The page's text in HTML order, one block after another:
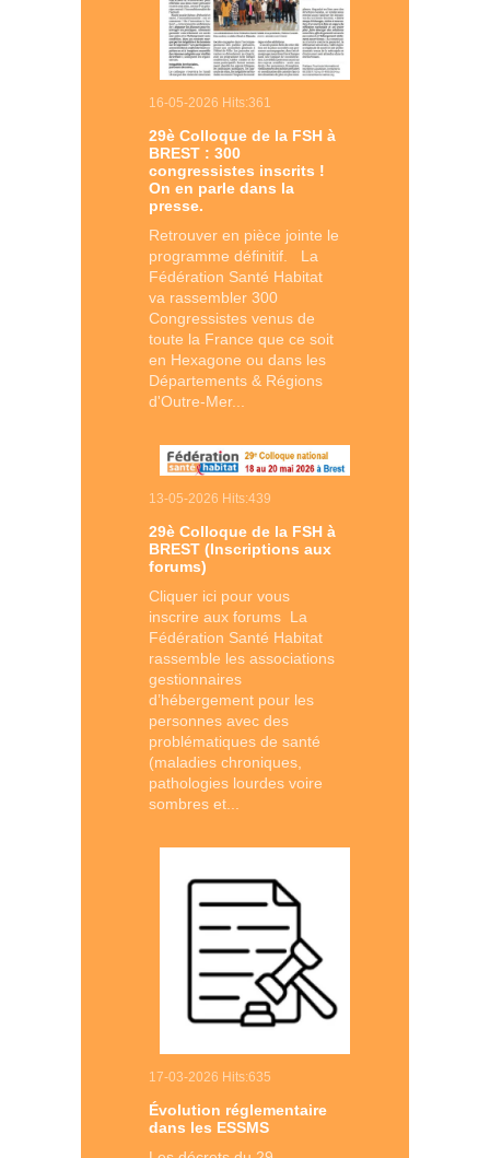
16-05-2026 Hits:361
29è Colloque de la FSH à
BREST : 300
congressistes inscrits !
On en parle dans la
presse.
Retrouver en pièce jointe le
programme définitif. La
Fédération Santé Habitat
va rassembler 300
Congressistes venus de
toute la France que ce soit
en Hexagone ou dans les
Départements & Régions
d'Outre-Mer...
13-05-2026 Hits:439
29è Colloque de la FSH à
BREST (Inscriptions aux
forums)
Cliquer ici pour vous
inscrire aux forums La
Fédération Santé Habitat
rassemble les associations
gestionnaires
d’hébergement pour les
personnes avec des
problématiques de santé
(maladies chroniques,
pathologies lourdes voire
sombres et...
17-03-2026 Hits:635
Évolution réglementaire
dans les ESSMS